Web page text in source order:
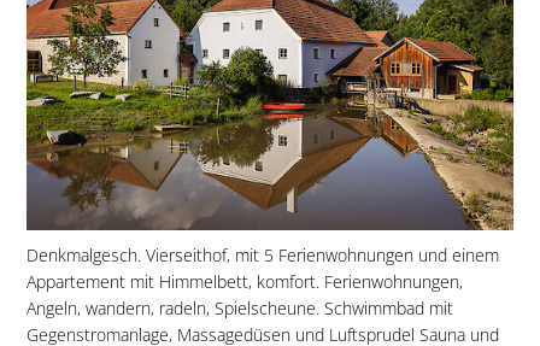
Denkmalgesch. Vierseithof, mit 5 Ferienwohnungen und einem
Appartement mit Himmelbett, komfort. Ferienwohnungen,
Angeln, wandern, radeln, Spielscheune. Schwimmbad mit
Gegenstromanlage, Massagedüsen und Luftsprudel Sauna und